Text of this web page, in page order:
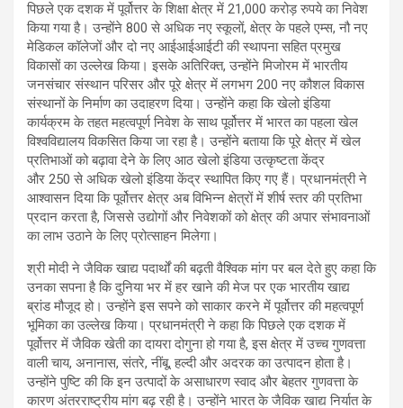
पिछले एक दशक में पूर्वोत्तर के शिक्षा क्षेत्र में 21,000 करोड़ रुपये का निवेश
किया गया है। उन्होंने 800 से अधिक नए स्कूलों, क्षेत्र के पहले एम्स, नौ नए
मेडिकल कॉलेजों और दो नए आईआईआईटी की स्थापना सहित प्रमुख
विकासों का उल्लेख किया। इसके अतिरिक्त, उन्होंने मिजोरम में भारतीय
जनसंचार संस्थान परिसर और पूरे क्षेत्र में लगभग 200 नए कौशल विकास
संस्थानों के निर्माण का उदाहरण दिया। उन्होंने कहा कि खेलो इंडिया
कार्यक्रम के तहत महत्वपूर्ण निवेश के साथ पूर्वोत्तर में भारत का पहला खेल
विश्वविद्यालय विकसित किया जा रहा है। उन्होंने बताया कि पूरे क्षेत्र में खेल
प्रतिभाओं को बढ़ावा देने के लिए आठ खेलो इंडिया उत्कृष्टता केंद्र
और 250 से अधिक खेलो इंडिया केंद्र स्थापित किए गए हैं। प्रधानमंत्री ने
आश्वासन दिया कि पूर्वोत्तर क्षेत्र अब विभिन्न क्षेत्रों में शीर्ष स्तर की प्रतिभा
प्रदान करता है, जिससे उद्योगों और निवेशकों को क्षेत्र की अपार संभावनाओं
का लाभ उठाने के लिए प्रोत्साहन मिलेगा।
श्री मोदी ने जैविक खाद्य पदार्थों की बढ़ती वैश्विक मांग पर बल देते हुए कहा कि
उनका सपना है कि दुनिया भर में हर खाने की मेज पर एक भारतीय खाद्य
ब्रांड मौजूद हो। उन्होंने इस सपने को साकार करने में पूर्वोत्तर की महत्वपूर्ण
भूमिका का उल्लेख किया। प्रधानमंत्री ने कहा कि पिछले एक दशक में
पूर्वोत्तर में जैविक खेती का दायरा दोगुना हो गया है, इस क्षेत्र में उच्च गुणवत्ता
वाली चाय, अनानास, संतरे, नींबू, हल्दी और अदरक का उत्पादन होता है।
उन्होंने पुष्टि की कि इन उत्पादों के असाधारण स्वाद और बेहतर गुणवत्ता के
कारण अंतरराष्ट्रीय मांग बढ़ रही है। उन्होंने भारत के जैविक खाद्य निर्यात के